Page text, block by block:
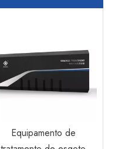
Equipamento de